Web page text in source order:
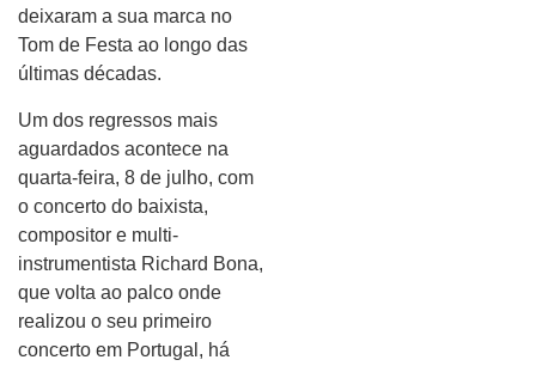
deixaram a sua marca no
Tom de Festa ao longo das
últimas décadas.
Um dos regressos mais
aguardados acontece na
quarta-feira, 8 de julho, com
o concerto do baixista,
compositor e multi-
instrumentista Richard Bona,
que volta ao palco onde
realizou o seu primeiro
concerto em Portugal, há